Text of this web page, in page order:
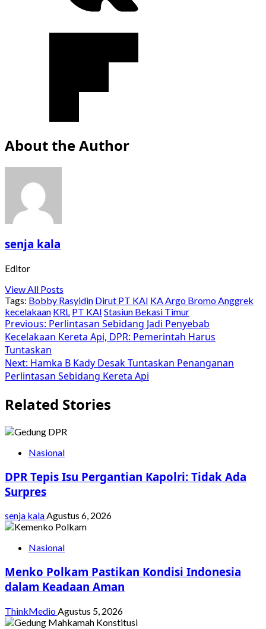
About the Author
senja kala
Editor
View All Posts
Tags: Bobby Rasyidin Dirut PT KAI KA Argo Bromo Anggrek
kecelakaan KRL PT KAI Stasiun Bekasi Timur
Post
navigation
Previous: Perlintasan Sebidang Jadi Penyebab
Kecelakaan Kereta Api, DPR: Pemerintah Harus
Tuntaskan
Next: Hamka B Kady Desak Tuntaskan Penanganan
Perlintasan Sebidang Kereta Api
Related Stories
Nasional
DPR Tepis Isu Pergantian Kapolri: Tidak Ada
Surpres
senja kalaAgustus 6, 2026
Nasional
Menko Polkam Pastikan Kondisi Indonesia
dalam Keadaan Aman
ThinkMedio Agustus 5, 2026